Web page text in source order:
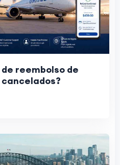
reembolso de